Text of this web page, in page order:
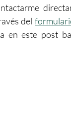
del
en este post